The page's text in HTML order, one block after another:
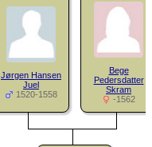
Jørgen Hansen
Juel
1520-1558
Bege
Pedersdatter
Skram
-1562